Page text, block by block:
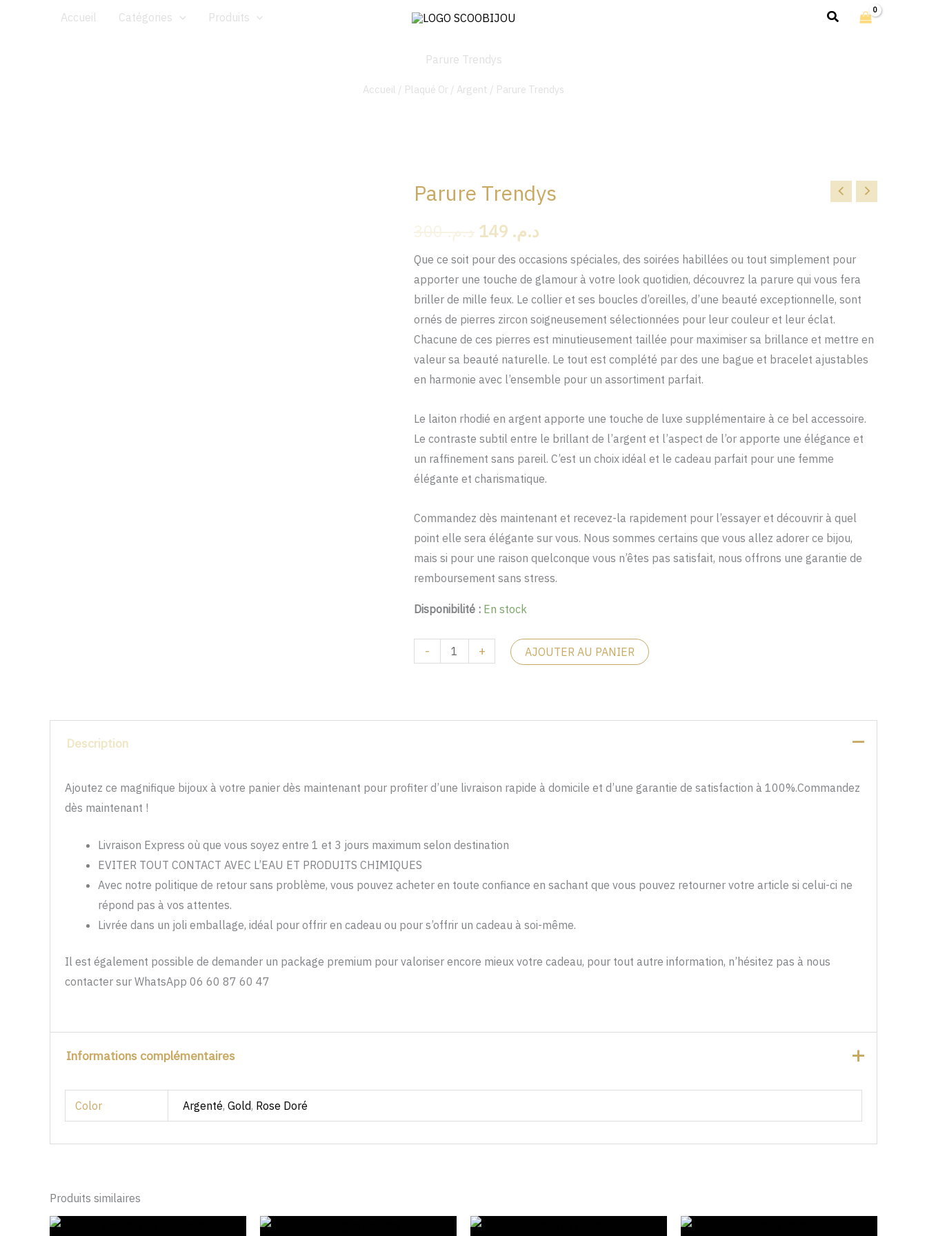
Accueil Catégories Produits Rechercher
Parure Trendys
Accueil / Plaqué Or / Argent / Parure Trendys
Parure Trendys
د.م.300
Le
prix
initial
était :
د.م. 300.
د.م.
Le
actuel
est :
د.م. 149.
Que ce soit pour des occasions spéciales, des soirées habillées ou tout simplement pour
apporter une touche de glamour à votre look quotidien, découvrez la parure qui vous fera
briller de mille feux. Le collier et ses boucles d’oreilles, d’une beauté exceptionnelle, sont
ornés de pierres zircon soigneusement sélectionnées pour leur couleur et leur éclat.
Chacune de ces pierres est minutieusement taillée pour maximiser sa brillance et mettre en
valeur sa beauté naturelle. Le tout est complété par des une bague et bracelet ajustables
en harmonie avec l’ensemble pour un assortiment parfait.
Le laiton rhodié en argent apporte une touche de luxe supplémentaire à ce bel accessoire.
Le contraste subtil entre le brillant de l’argent et l’aspect de l’or apporte une élégance et
un raffinement sans pareil. C’est un choix idéal et le cadeau parfait pour une femme
élégante et charismatique.
Commandez dès maintenant et recevez-la rapidement pour l’essayer et découvrir à quel
point elle sera élégante sur vous. Nous sommes certains que vous allez adorer ce bijou,
mais si pour une raison quelconque vous n’êtes pas satisfait, nous offrons une garantie de
remboursement sans stress.
Disponibilité : En stock
-
quantité
Parure
+ AJOUTER AU PANIER
Description
Ajoutez ce magnifique bijoux à votre panier dès maintenant pour profiter d’une livraison rapide à domicile et d’une garantie de satisfaction à 100%.Commandez
dès maintenant !
Livraison Express où que vous soyez entre 1 et 3 jours maximum selon destination
EVITER TOUT CONTACT AVEC L’EAU ET PRODUITS CHIMIQUES
Avec notre politique de retour sans problème, vous pouvez acheter en toute confiance en sachant que vous pouvez retourner votre article si celui-ci ne
répond pas à vos attentes.
Livrée dans un joli emballage, idéal pour offrir en cadeau ou pour s’offrir un cadeau à soi-même.
Il est également possible de demander un package premium pour valoriser encore mieux votre cadeau, pour tout autre information, n’hésitez pas à nous
contacter sur WhatsApp 06 60 87 60 47
Informations complémentaires
Color Argenté,Gold, Rose Doré
Produits similaires